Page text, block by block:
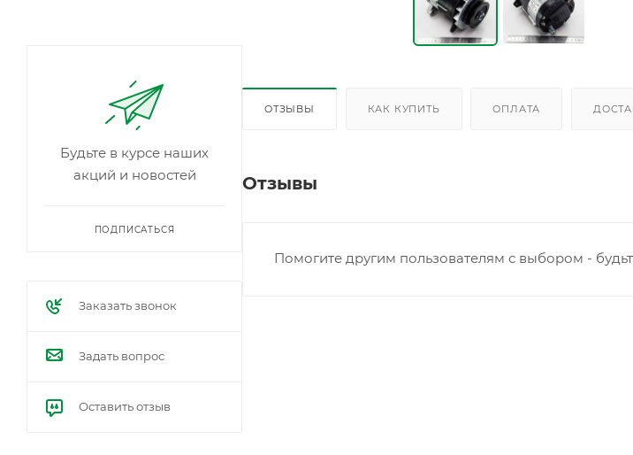
ОТЗЫВЫ КАК КУПИТЬ ОПЛАТА
Отзывы
Помогите другим пользователям с выбором -
Будьте в курсе наших
акций и новостей
ПОДПИСАТЬСЯ
Заказать звонок
Задать вопрос
Оставить отзыв